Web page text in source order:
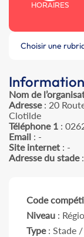
HORAIRES
Choisir une
Nom de
Adresse: 20
Clotilde
Téléphone 1 :
Email : -
Site internet : -
Adresse du stade:
Code
Niveau :
Type: Stade